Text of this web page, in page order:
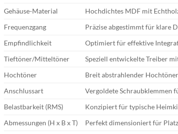
Gehäuse-Material
Hochdichtes MDF mit
Frequenzgang
Präzise abgestimmt für klare
Empfindlichkeit
Optimiert für effektive
Tieftöner/Mitteltöner
Speziell entwickelte Treiber
Hochtöner
Breit abstrahlender
Anschlussart
Vergoldete Schraubklemmen
Belastbarkeit (RMS)
Konzipiert für typische
Abmessungen (H x B x T)
Perfekt dimensioniert für